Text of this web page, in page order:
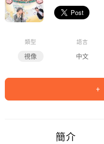
類型
視像
語言
中文
簡介